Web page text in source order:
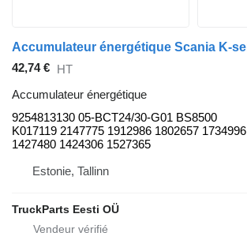
42,74 € HT
Accumulateur énergétique
9254813130 05-BCT24/30-G01 BS8500
K017119 2147775 1912986 1802657 1734996
1427480 1424306 1527365
Estonie, Tallinn
TruckParts Eesti OÜ